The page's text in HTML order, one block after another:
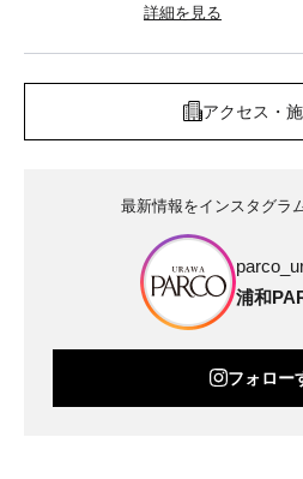
詳細を見る
アクセス・
最新情報をインスタグラ
浦和
フォロー